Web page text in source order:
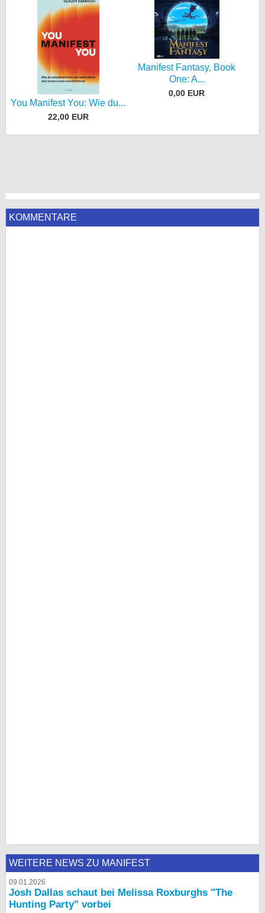
You Manifest You: Wie du...
22,00 EUR
Manifest Fantasy, Book
One: A...
0,00 EUR
KOMMENTARE
WEITERE NEWS ZU MANIFEST
09.01.2026
Josh Dallas schaut bei Melissa Roxburghs "The
Hunting Party" vorbei